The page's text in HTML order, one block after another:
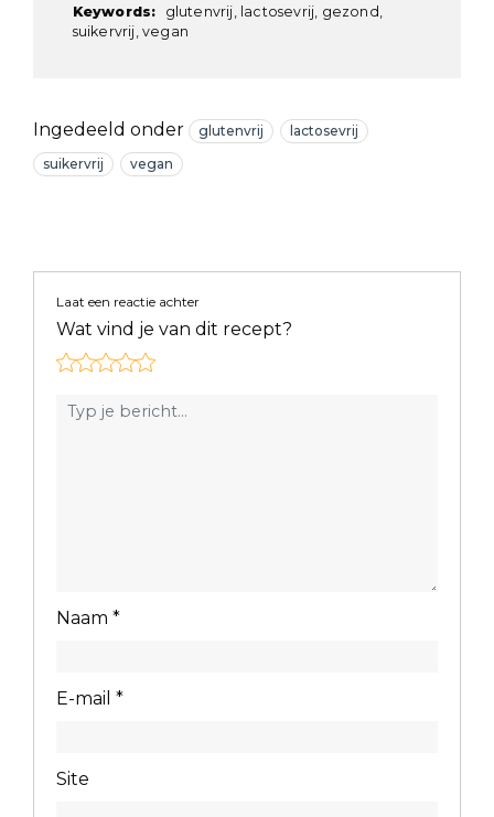
Keywords:
glutenvrij, lactosevrij, gezond,
suikervrij, vegan
Ingedeeld onder glutenvrij
lactosevrij
suikervrij
vegan
Laat een reactie achter
Wat vind je van dit recept?
Naam *
E-mail *
Site